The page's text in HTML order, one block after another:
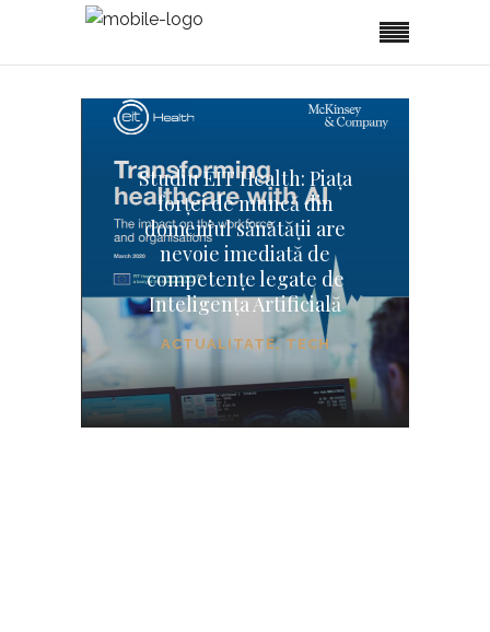
Studiu EIT Health: Piața
forței de muncă din
domeniul sănătății are
nevoie imediată de
competențe legate de
Inteligența Artificială
ACTUALITATE, TECH